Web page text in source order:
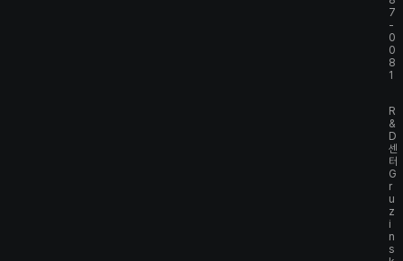
7
-
0
0
8
1
R
&
D
센
터
G
r
u
z
i
n
s